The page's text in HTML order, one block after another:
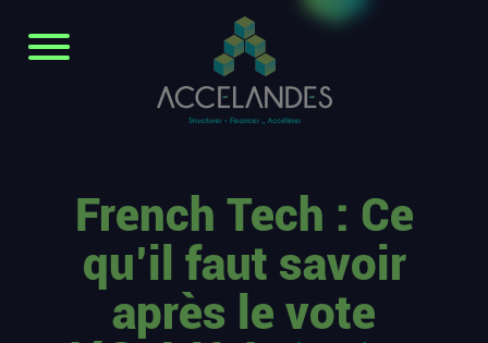
French Tech : Ce
qu’il faut savoir
après le vote